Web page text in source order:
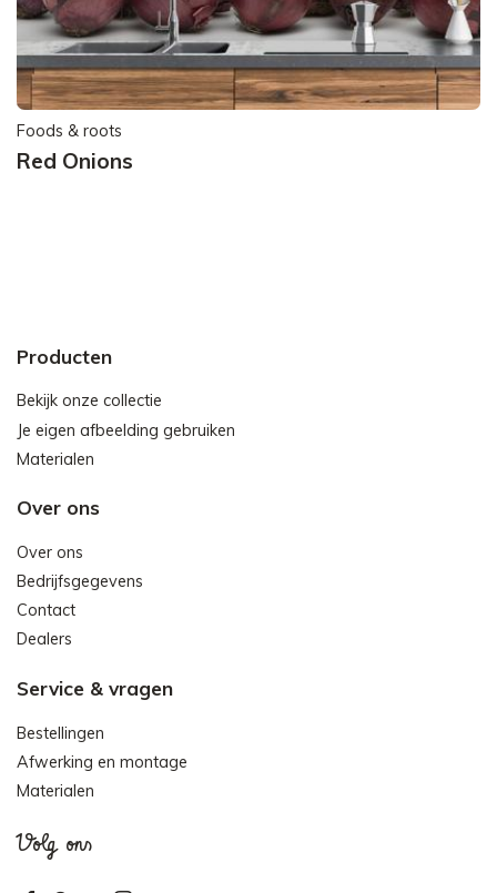
Foods & roots
Red Onions
Producten
Bekijk onze collectie
Je eigen afbeelding gebruiken
Materialen
Over ons
Over ons
Bedrijfsgegevens
Contact
Dealers
Service & vragen
Bestellingen
Afwerking en montage
Materialen
Volg ons